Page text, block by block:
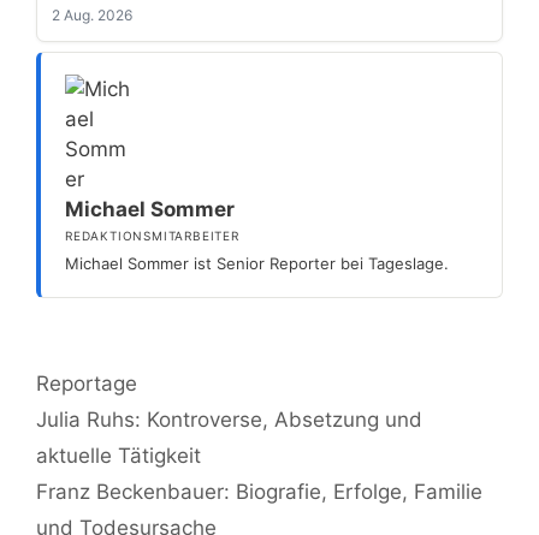
2 Aug. 2026
Michael Sommer
REDAKTIONSMITARBEITER
Michael Sommer ist Senior Reporter bei Tageslage.
Kategorien
Reportage
Julia Ruhs: Kontroverse, Absetzung und
aktuelle Tätigkeit
Franz Beckenbauer: Biografie, Erfolge, Familie
und Todesursache